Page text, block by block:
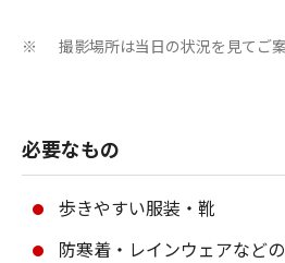
※ 撮影場所は当日の状況を見てご案
必要なもの
歩きやすい服装・靴
防寒着・レインウェアなど